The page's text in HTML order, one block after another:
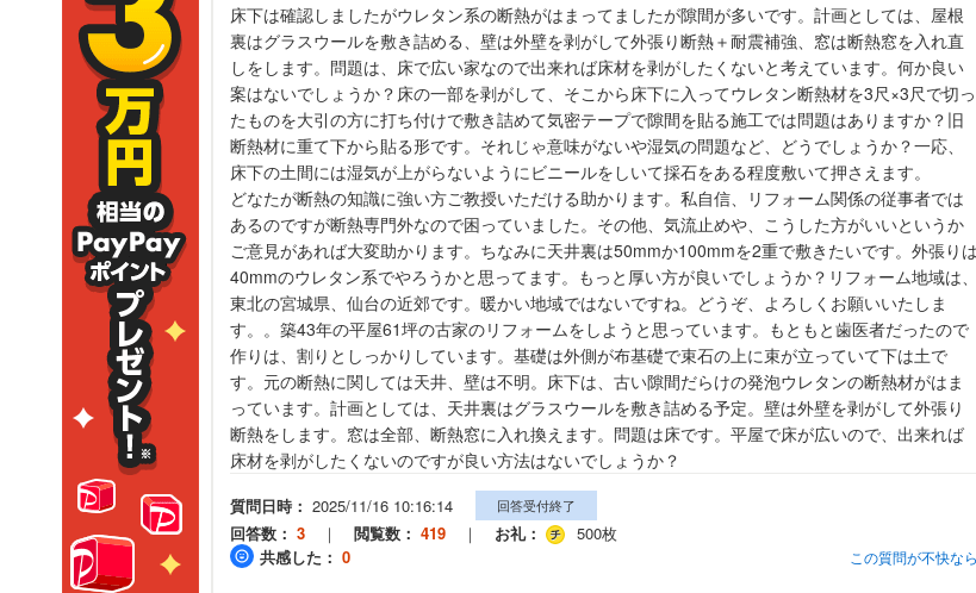
床下は確認しましたがウレタン系の断熱がはまってましたが隙間が多いです。計画としては、屋根
裏はグラスウールを敷き詰める、壁は外壁を剥がして外張り断熱＋耐震補強、窓は断熱窓を入れ直
しをします。問題は、床で広い家なので出来れば床材を剥がしたくないと考えています。何か良い
案はないでしょうか？床の一部を剥がして、そこから床下に入ってウレタン断熱材を3尺×3尺で切っ
たものを大引の方に打ち付けで敷き詰めて気密テープで隙間を貼る施工では問題はありますか？旧
断熱材に重て下から貼る形です。それじゃ意味がないや湿気の問題など、どうでしょうか？一応、
床下の土間には湿気が上がらないようにビニールをしいて採石をある程度敷いて押さえます。
どなたが断熱の知識に強い方ご教授いただける助かります。私自信、リフォーム関係の従事者では
あるのですが断熱専門外なので困っていました。その他、気流止めや、こうした方がいいというか
ご意見があれば大変助かります。ちなみに天井裏は50mmか100mmを2重で敷きたいです。外張りは
40mmのウレタン系でやろうかと思ってます。もっと厚い方が良いでしょうか？リフォーム地域は、
東北の宮城県、仙台の近郊です。暖かい地域ではないですね。どうぞ、よろしくお願いいたしま
す。。築43年の平屋61坪の古家のリフォームをしようと思っています。もともと歯医者だったので
作りは、割りとしっかりしています。基礎は外側が布基礎で束石の上に束が立っていて下は土で
す。元の断熱に関しては天井、壁は不明。床下は、古い隙間だらけの発泡ウレタンの断熱材がはま
っています。計画としては、天井裏はグラスウールを敷き詰める予定。壁は外壁を剥がして外張り
断熱をします。窓は全部、断熱窓に入れ換えます。問題は床です。平屋で床が広いので、出来れば
床材を剥がしたくないのですが良い方法はないでしょうか？
質問日時： 2025/11/16 10:16:14 回答受付終了
回答数： 3 ｜ 閲覧数： 419 ｜ お礼：
500枚
共感した： 0 この質問が不快なら